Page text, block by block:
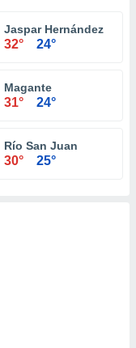
Jaspar Hernández
32° 24°
Magante
31° 24°
Río San Juan
30° 25°